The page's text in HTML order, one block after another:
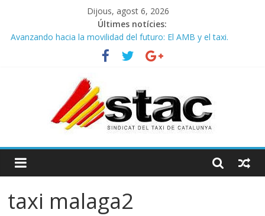
Dijous, agost 6, 2026
Últimes notícies:
Avanzando hacia la movilidad del futuro: El AMB y el taxi.
Programa de Radio TAXI LIBRE 29.07.2026 en COOLTURA FM.
STAC/ATC SOLICITAN TAULA TÈCNICA PARA MEJORAR LA
OPERATIVA DE ENTRADA EN EL PUERTO DE BARCELONA.
Programa de Radio TAXI LIBRE 22.07.2026 en COOLTURA FM.
Edición 385
COMUNICADO CONJUNTO STAC – ATC
taxi malaga2